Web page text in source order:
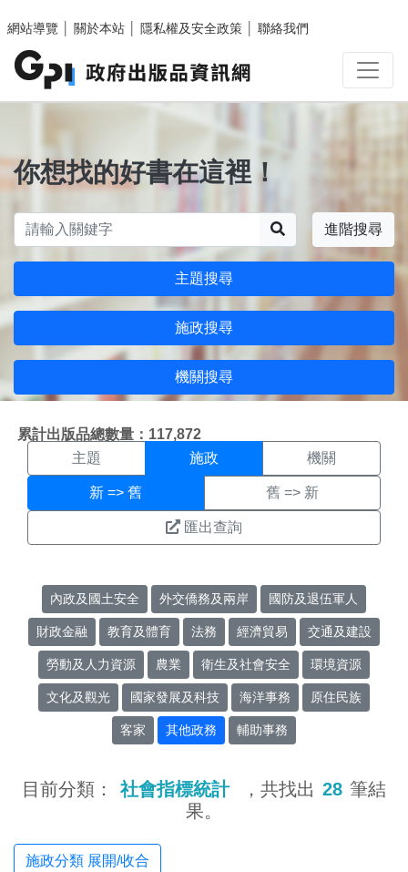
網站導覽
關於本站 隱私權及安全政策 聯絡我們
你想找的好書在這裡！
進階搜尋
主題搜尋
施政搜尋
機關搜尋
累計出版品總數量：117,872
施政搜尋結果頁面
主題 施政 機關
新 => 舊 舊 => 新
匯出查詢
內政及國土安全 外交僑務及兩岸 國防及退伍軍人
財政金融 教育及體育 法務 經濟貿易 交通及建設
勞動及人力資源 農業 衛生及社會安全 環境資源
文化及觀光 國家發展及科技 海洋事務 原住民族
客家 其他政務 輔助事務
目前分類： 社會指標統計 ，共找出 28 筆結
果。
施政分類 展開/收合